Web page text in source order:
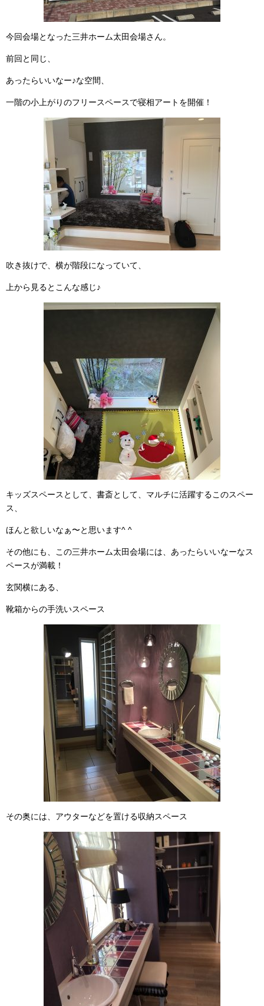
今回会場となった三井ホーム太田会場さん。
前回と同じ、
あったらいいなー♪な空間、
一階の小上がりのフリースペースで寝相アートを開催！
吹き抜けで、横が階段になっていて、
上から見るとこんな感じ♪
キッズスペースとして、書斎として、マルチに活躍するこのスペー
ス、
ほんと欲しいなぁ〜と思います^ ^
その他にも、この三井ホーム太田会場には、あったらいいなーなス
ペースが満載！
玄関横にある、
靴箱からの手洗いスペース
その奥には、アウターなどを置ける収納スペース